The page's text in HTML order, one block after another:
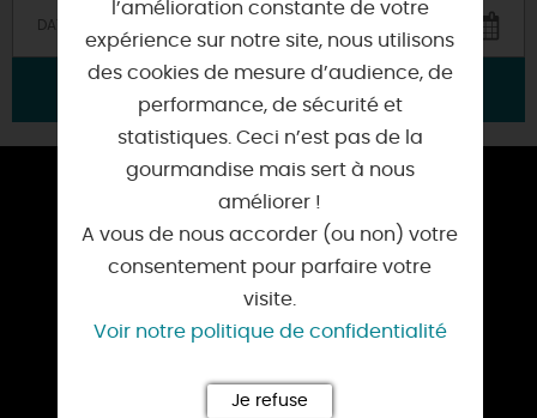
ESPACE PRESSE
TOURISME D’AFFAIRES
NOS OFFICES DE TOURISME
BROCHURES
l’amélioration constante de votre
expérience sur notre site, nous utilisons
des cookies de mesure d’audience, de
performance, de sécurité et
statistiques. Ceci n’est pas de la
gourmandise mais sert à nous
améliorer !
A vous de nous accorder (ou non) votre
consentement pour parfaire votre
visite.
Voir notre politique de confidentialité
Je refuse